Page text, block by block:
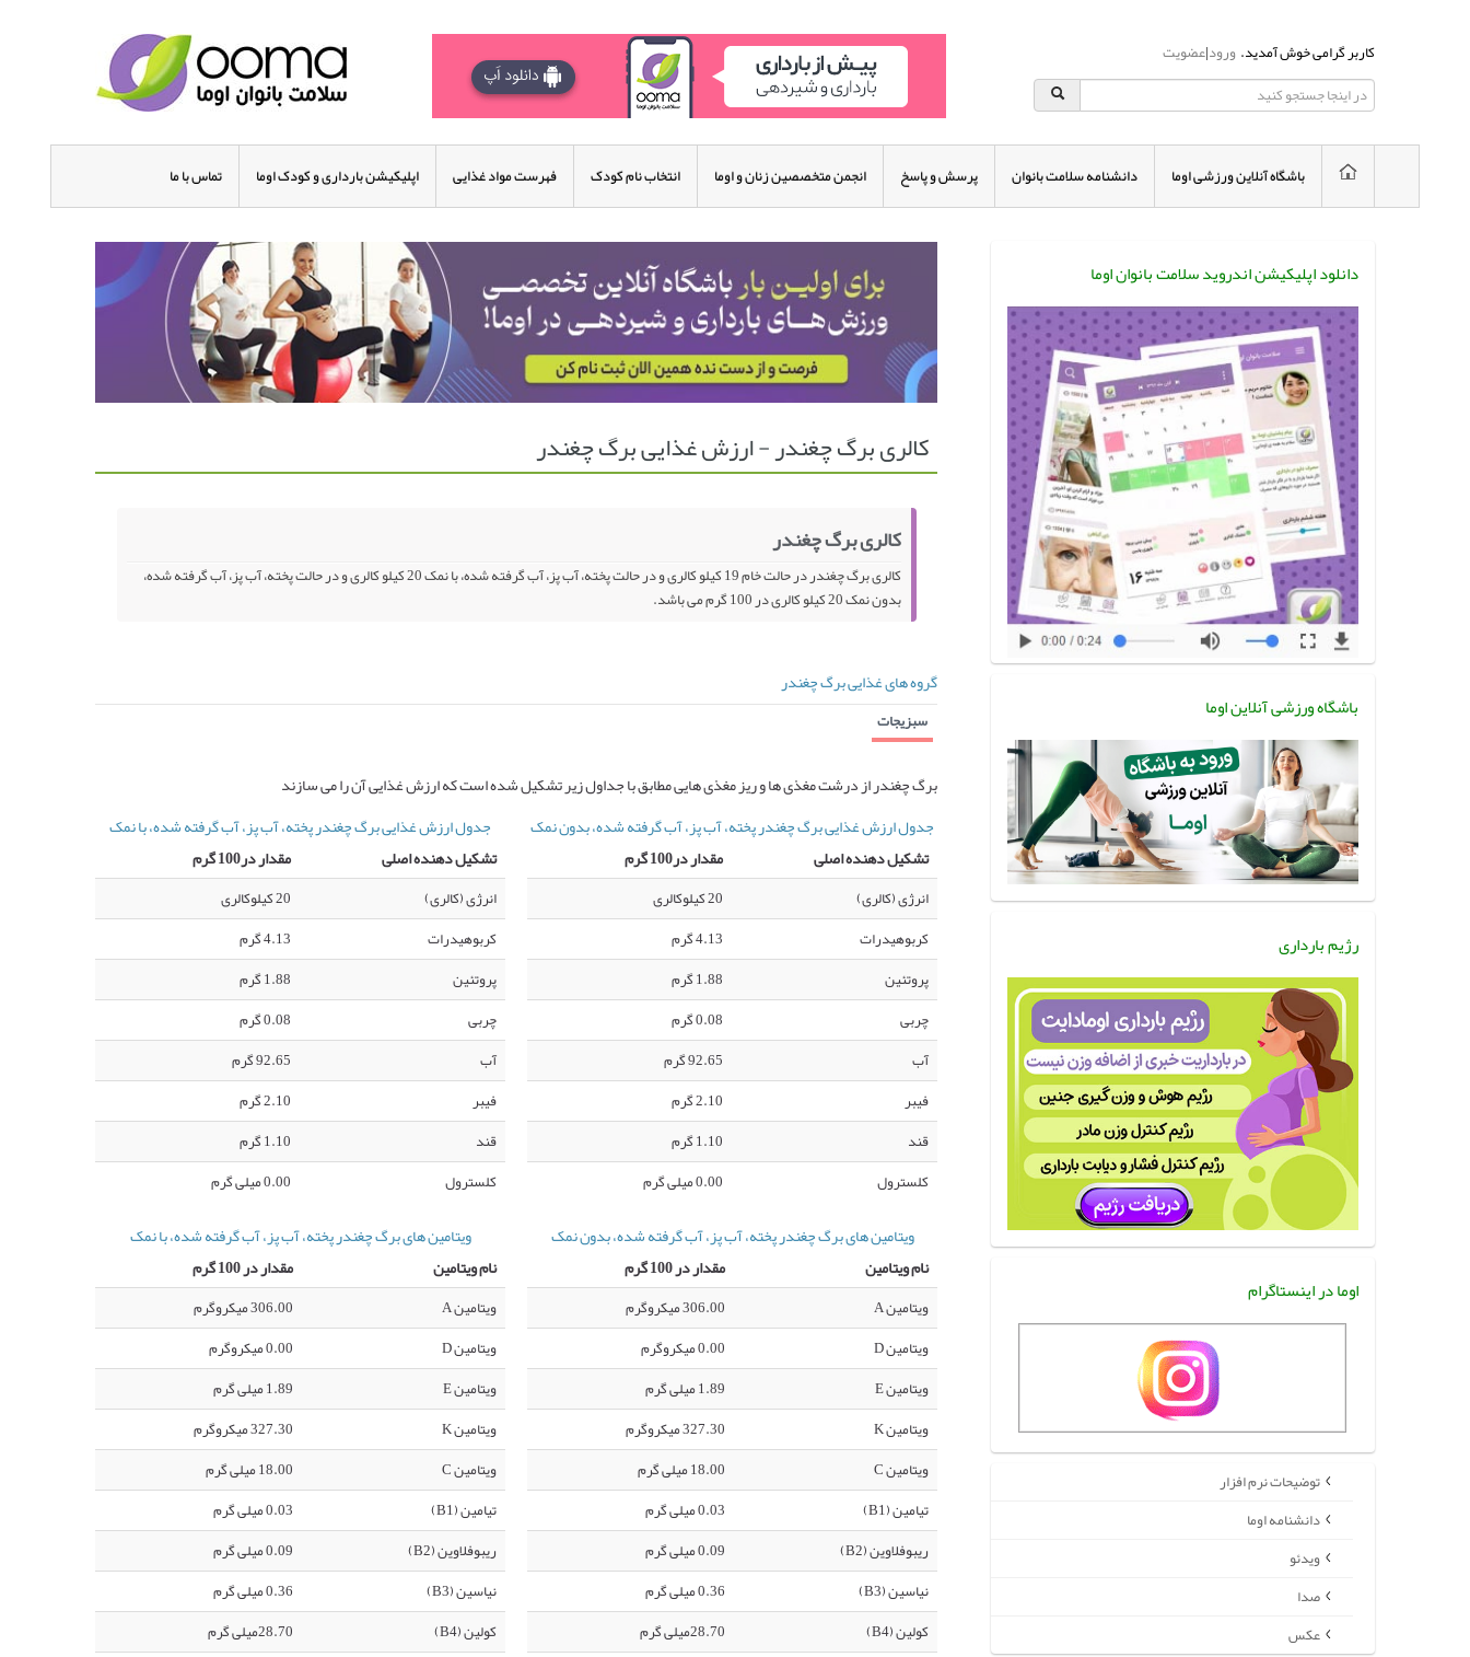
کاربر گرامی خوش آمدید.ورود|عضویت
باشگاه آنلاین ورزشی اوما دانشنامه سلامت بانوان پرسش و پاسخ انجمن متخصصین زنان و اوما انتخاب نام کودک فهرست مواد غذایی اپلیکیشن بارداری و کودک اوما تماس با ما
کالری برگ چغندر - ارزش غذایی برگ چغندر
کالری برگ چغندر
کالری برگ چغندر در حالت خام 19 کیلو کالری و در حالت پخته، آب پز، آب گرفته شده، با نمک 20 کیلو کالری و در حالت پخته، آب پز، آب گرفته شده،
بدون نمک 20 کیلو کالری در 100 گرم می باشد.
گروه های غذایی برگ چغندر
سبزیجات
برگ چغندر از درشت مغذی ها و ریز مغذی هایی مطابق با جداول زیر تشکیل شده است که ارزش غذایی آن را می سازند
جدول ارزش غذایی برگ چغندر پخته، آب پز، آب گرفته شده، با نمک
تشکیل دهنده اصلی
مقدار در100 گرم
انرژی (کالری)
20 کیلوکالری
کربوهیدرات
4.13 گرم
پروتئین
1.88 گرم
چربی
0.08 گرم
آب
92.65 گرم
فیبر
2.10 گرم
قند
1.10 گرم
کلسترول
0.00 میلی گرم
ویتامین های برگ چغندر پخته، آب پز، آب گرفته شده، با نمک
نام ویتامین
مقدار در 100 گرم
ویتامین A
306.00 میکروگرم
ویتامین D
0.00 میکروگرم
ویتامین E
1.89 میلی گرم
ویتامین K
327.30 میکروگرم
ویتامین C
18.00 میلی گرم
تیامین (B1)
0.03 میلی گرم
ریبوفلاوین (B2)
0.09 میلی گرم
نیاسین (B3)
0.36 میلی گرم
کولین (B4)
28.70میلی گرم
جدول ارزش غذایی برگ چغندر پخته، آب پز، آب گرفته شده، بدون نمک
تشکیل دهنده اصلی
مقدار در100 گرم
انرژی (کالری)
20 کیلوکالری
کربوهیدرات
4.13 گرم
پروتئین
1.88 گرم
چربی
0.08 گرم
آب
92.65 گرم
فیبر
2.10 گرم
قند
1.10 گرم
کلسترول
0.00 میلی گرم
ویتامین های برگ چغندر پخته، آب پز، آب گرفته شده، بدون نمک
نام ویتامین
مقدار در 100 گرم
ویتامین A
306.00 میکروگرم
ویتامین D
0.00 میکروگرم
ویتامین E
1.89 میلی گرم
ویتامین K
327.30 میکروگرم
ویتامین C
18.00 میلی گرم
تیامین (B1)
0.03 میلی گرم
ریبوفلاوین (B2)
0.09 میلی گرم
نیاسین (B3)
0.36 میلی گرم
کولین (B4)
28.70میلی گرم
دانلود اپلیکیشن اندروید سلامت بانوان اوما
باشگاه ورزشی آنلاین اوما
رژیم بارداری
اوما در اینستاگرام
توضیحات نرم افزار
دانشنامه اوما
ویدئو
صدا
عکس